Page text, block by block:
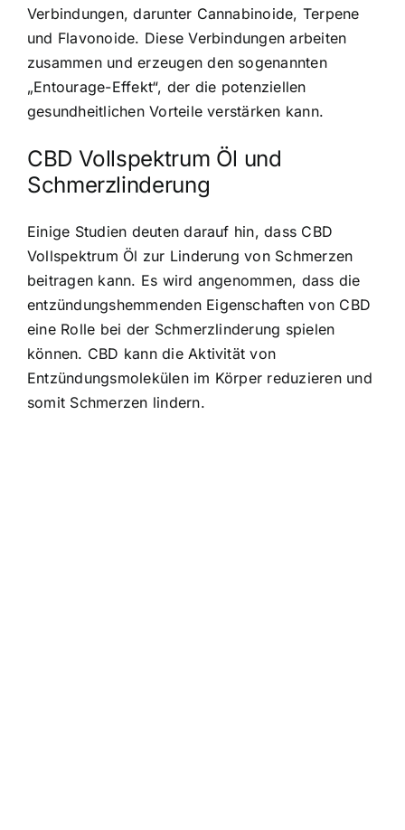
Verbindungen, darunter Cannabinoide, Terpene
und Flavonoide. Diese Verbindungen arbeiten
zusammen und erzeugen den sogenannten
„Entourage-Effekt“, der die potenziellen
gesundheitlichen Vorteile verstärken kann.
CBD Vollspektrum Öl und
Schmerzlinderung
Einige Studien deuten darauf hin, dass CBD
Vollspektrum Öl zur Linderung von Schmerzen
beitragen kann. Es wird angenommen, dass die
entzündungshemmenden Eigenschaften von CBD
eine Rolle bei der Schmerzlinderung spielen
können. CBD kann die Aktivität von
Entzündungsmolekülen im Körper reduzieren und
somit Schmerzen lindern.